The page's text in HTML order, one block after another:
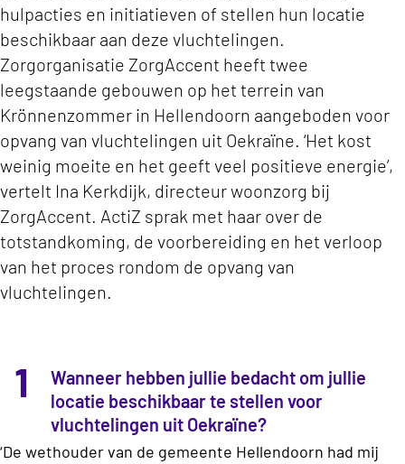
hulpacties en initiatieven of stellen hun locatie
beschikbaar aan deze vluchtelingen.
Zorgorganisatie ZorgAccent heeft twee
leegstaande gebouwen op het terrein van
Krönnenzommer in Hellendoorn aangeboden voor
opvang van vluchtelingen uit Oekraïne. ‘Het kost
weinig moeite en het geeft veel positieve energie’,
vertelt Ina Kerkdijk, directeur woonzorg bij
ZorgAccent. ActiZ sprak met haar over de
totstandkoming, de voorbereiding en het verloop
van het proces rondom de opvang van
vluchtelingen.
1
Wanneer hebben jullie bedacht om jullie
locatie beschikbaar te stellen voor
vluchtelingen uit Oekraïne?
‘De wethouder van de gemeente Hellendoorn had mij